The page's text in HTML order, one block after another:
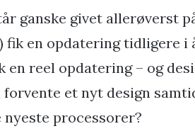
ganske givet allerøverst
fik en opdatering tidligere i
en reel opdatering – og
forvente et nyt design
processorer?